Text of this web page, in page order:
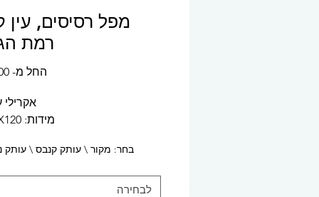
מפל רסיסים, עין
רמת
החל מ- ₪
מידות: 80X120 ס"מ
בחר: מקור \ עותק קנבס \ עותק
לבחירה